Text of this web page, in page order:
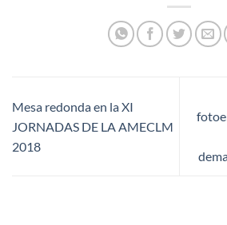
Mesa redonda en la XI
JORNADAS DE LA AMECLM
2018